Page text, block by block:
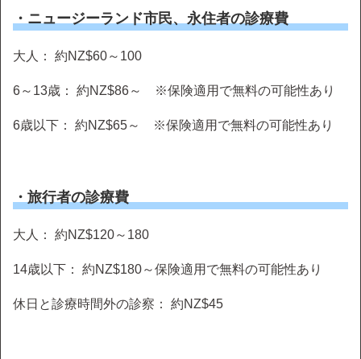
・ニュージーランド市民、永住者の診療費
大人： 約NZ$60～100
6～13歳： 約NZ$86～ ※保険適用で無料の可能性あり
6歳以下： 約NZ$65～ ※保険適用で無料の可能性あり
・旅行者の診療費
大人： 約NZ$120～180
14歳以下： 約NZ$180～保険適用で無料の可能性あり
休日と診療時間外の診察： 約NZ$45